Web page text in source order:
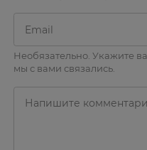
Необязательно. Укажите
мы с вами связались.